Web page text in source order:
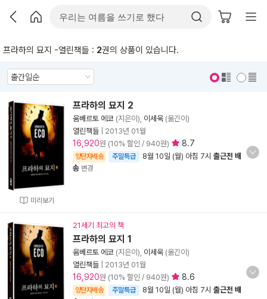
프라하의 묘지 -열린책들 : 2권의 상품이 있습니다.
미리보기
프라하의 묘지 2
움베르토 에코 (지은이), 이세욱 (옮긴이)
열린책들
2013년 01월
16,920원 (10% 할인 / 940원) 8.7
양탄자배송 주말특급 8월 10일 (월) 아침 7시 출근전 배
송 변경
21세기 최고의 책
프라하의 묘지 1
움베르토 에코 (지은이), 이세욱 (옮긴이)
열린책들
2013년 01월
16,920원 (10% 할인 / 940원) 8.6
양탄자배송 주말특급 8월 10일 (월) 아침 7시 출근전 배